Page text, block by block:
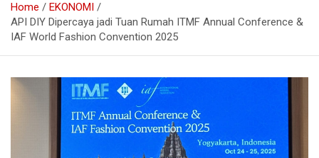
Home
EKONOMI
API DIY Dipercaya jadi Tuan Rumah ITMF Annual Conference &
IAF World Fashion Convention 2025